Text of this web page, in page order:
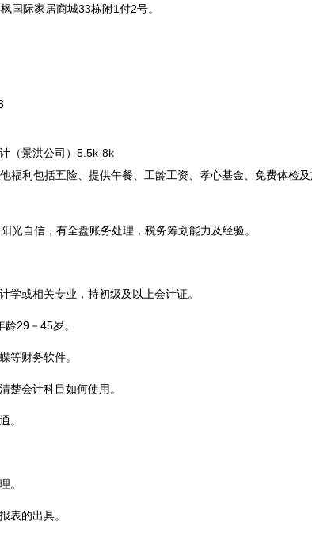
国际家居商城33栋附1付2号。
（景洪公司）5.5k-8k
福利包括五险、提供午餐、工龄工资、孝心基金、免费体检
光自信，有全盘账务处理，税务筹划能力及经验。
学或相关专业，持初级及以上会计证。
29－45岁。
等财务软件。
楚会计科目如何使用。
。
。
表的出具。